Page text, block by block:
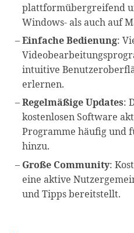
plattformübergreifend
Windows- als auch auf
Einfache Bedienung:
intuitive
erlernen.
Regelmäßige Updates:
kostenlosen Software
Programme häufig und
hinzu.
Große Community:
eine aktive
und Tipps bereitstellt.